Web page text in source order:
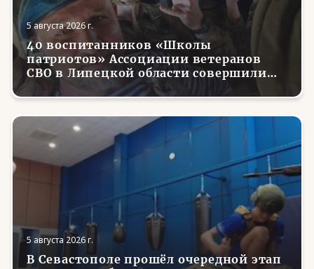
5 августа 2026 г.
40 воспитанников «Школы
патриотов» Ассоциации ветеранов
СВО в Липецкой области совершили
первые парашютные прыжки
5 августа 2026 г.
В Севастополе прошёл очередной этап